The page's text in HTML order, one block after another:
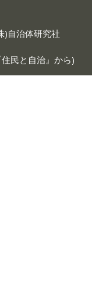
)自治体研究社
住民と自治』から)